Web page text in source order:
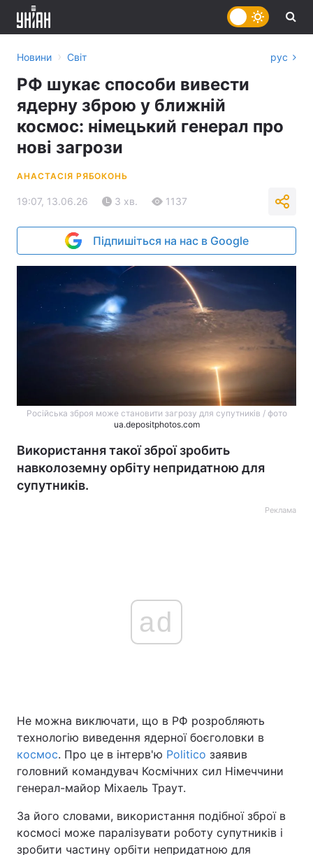
Україна Політика
Економіка Світ
Спорт Наука
Техно і зв'язок
Зброя Інциденти
Новини › Світ рус
РФ шукає способи вивести
ядерну зброю у ближній
космос: німецький генерал про
нові загрози
АНАСТАСІЯ РЯБОКОНЬ
19:07, 13.06.26 3 хв. 1137
Підпишіться на нас в Google
Російська зброя може становити загрозу для супутників / фото
ua.depositphotos.com
Використання такої зброї зробить
навколоземну орбіту непридатною для
супутників.
Реклама
ad
Не можна виключати, що в РФ розробляють
технологію виведення ядерної боєголовки в
космос. Про це в інтерв'ю Politico заявив
головний командувач Космічних сил Німеччини
генерал-майор Міхаель Траут.
За його словами, використання подібної зброї в
космосі може паралізувати роботу супутників і
зробити частину орбіти непридатною для